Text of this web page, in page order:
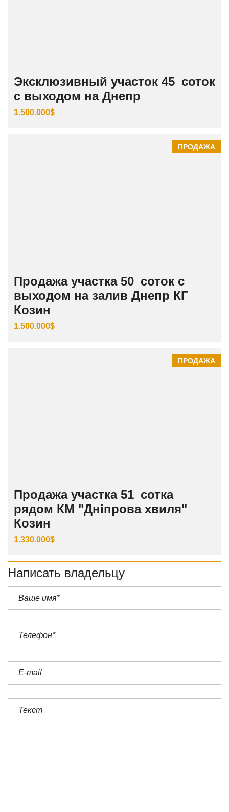
Эксклюзивный участок 45_соток
с выходом на Днепр
1.500.000$
ПРОДАЖА
Продажа участка 50_соток с
выходом на залив Днепр КГ
Козин
1.500.000$
ПРОДАЖА
Продажа участка 51_сотка
рядом КМ "Дніпрова хвиля"
Козин
1.330.000$
Написать владельцу